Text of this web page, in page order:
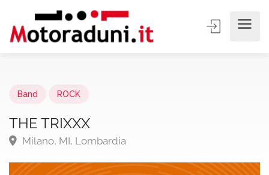
Band ROCK
THE TRIXXX
Milano, MI, Lombardia